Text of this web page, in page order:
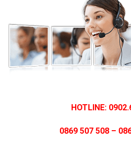
HOTLINE:
0869 507 508 –